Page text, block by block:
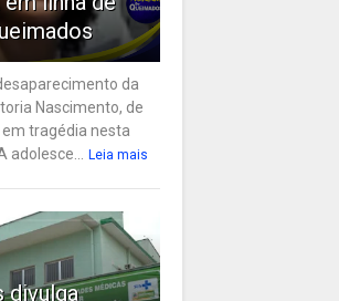
da
Nascimento, de
tragédia nesta
Leia mais
divulga